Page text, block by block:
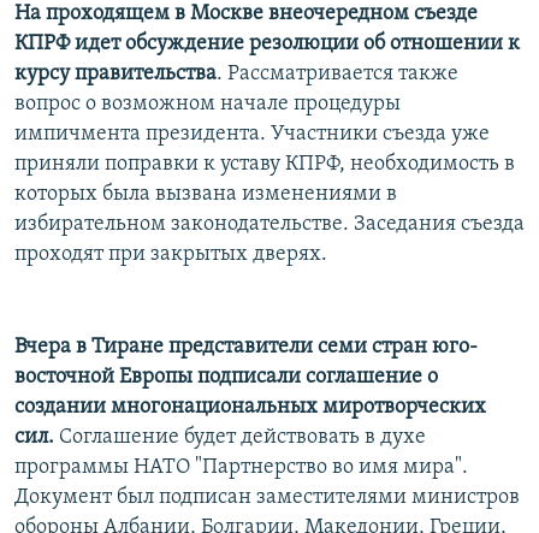
На проходящем в Москве внеочередном съезде
КПРФ идет обсуждение резолюции об отношении к
курсу правительства. Рассматривается также
вопрос о возможном начале процедуры
импичмента президента. Участники съезда уже
приняли поправки к уставу КПРФ, необходимость в
которых была вызвана изменениями в
избирательном законодательстве. Заседания съезда
проходят при закрытых дверях.
Вчера в Тиране представители семи стран юго-
восточной Европы подписали соглашение о
создании многонациональных миротворческих
сил. Соглашение будет действовать в духе
программы НАТО "Партнерство во имя мира".
Документ был подписан заместителями министров
обороны Албании, Болгарии, Македонии, Греции,